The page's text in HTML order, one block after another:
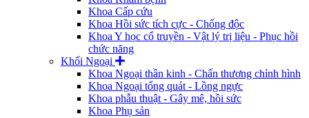
Khoa Cấp cứu
Khoa Hồi sức tích cực - Chống độc
Khoa Y học cổ truyền - Vật lý trị liệu - Phục hồi
chức năng
Khối Ngoại
Khoa Ngoại thần kinh - Chấn thương chỉnh hình
Khoa Ngoại tổng quát - Lồng ngực
Khoa phẫu thuật - Gây mê, hồi sức
Khoa Phụ sản